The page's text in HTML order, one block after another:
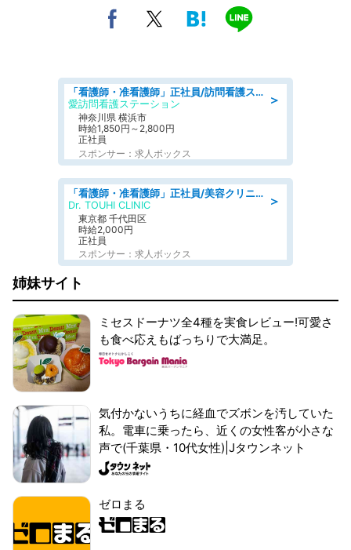
＞
「看護師・准看護師」正社員/訪問看護ステーション/正看護師
愛訪問看護ステーション
神奈川県 横浜市
時給1,850円～2,800円
正社員
スポンサー：求人ボックス
＞
「看護師・准看護師」正社員/美容クリニック/正看護師
Dr. TOUHI CLINIC
東京都 千代田区
時給2,000円
正社員
スポンサー：求人ボックス
姉妹サイト
ミセスドーナツ全4種を実食レビュー!可愛さ
も食べ応えもばっちりで大満足。
気付かないうちに経血でズボンを汚していた
私。電車に乗ったら、近くの女性客が小さな
声で(千葉県・10代女性)|Jタウンネット
ゼロまる